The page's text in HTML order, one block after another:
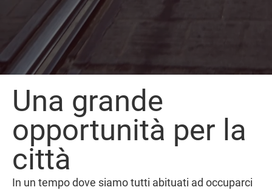
Una grande
opportunità per la
città
In un tempo dove siamo tutti abituati ad occuparci